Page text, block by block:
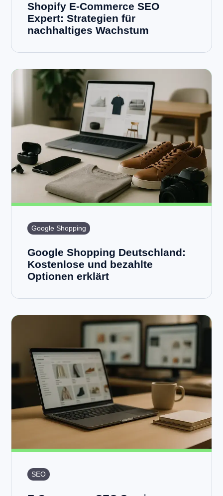
Shopify E-Commerce SEO
Expert: Strategien für
nachhaltiges Wachstum
Google Shopping
Google Shopping Deutschland:
Kostenlose und bezahlte
Optionen erklärt
SEO